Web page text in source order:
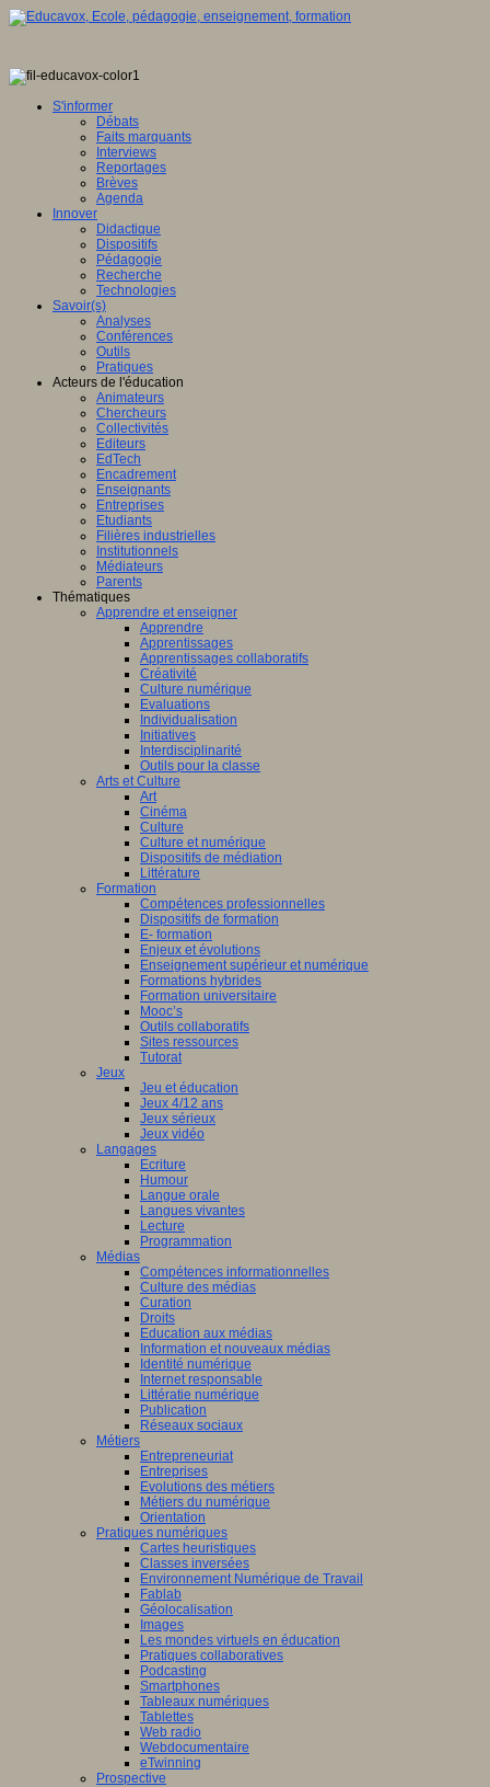
S'informer
Débats
Faits marquants
Interviews
Reportages
Brèves
Agenda
Innover
Didactique
Dispositifs
Pédagogie
Recherche
Technologies
Savoir(s)
Analyses
Conférences
Outils
Pratiques
Acteurs de l'éducation
Animateurs
Chercheurs
Collectivités
Editeurs
EdTech
Encadrement
Enseignants
Entreprises
Etudiants
Filières industrielles
Institutionnels
Médiateurs
Parents
Thématiques
Apprendre et enseigner
Apprendre
Apprentissages
Apprentissages collaboratifs
Créativité
Culture numérique
Evaluations
Individualisation
Initiatives
Interdisciplinarité
Outils pour la classe
Arts et Culture
Art
Cinéma
Culture
Culture et numérique
Dispositifs de médiation
Littérature
Formation
Compétences professionnelles
Dispositifs de formation
E- formation
Enjeux et évolutions
Enseignement supérieur et numérique
Formations hybrides
Formation universitaire
Mooc’s
Outils collaboratifs
Sites ressources
Tutorat
Jeux
Jeu et éducation
Jeux 4/12 ans
Jeux sérieux
Jeux vidéo
Langages
Ecriture
Humour
Langue orale
Langues vivantes
Lecture
Programmation
Médias
Compétences informationnelles
Culture des médias
Curation
Droits
Education aux médias
Information et nouveaux médias
Identité numérique
Internet responsable
Littératie numérique
Publication
Réseaux sociaux
Métiers
Entrepreneuriat
Entreprises
Evolutions des métiers
Métiers du numérique
Orientation
Pratiques numériques
Cartes heuristiques
Classes inversées
Environnement Numérique de Travail
Fablab
Géolocalisation
Images
Les mondes virtuels en éducation
Pratiques collaboratives
Podcasting
Smartphones
Tableaux numériques
Tablettes
Web radio
Webdocumentaire
eTwinning
Prospective